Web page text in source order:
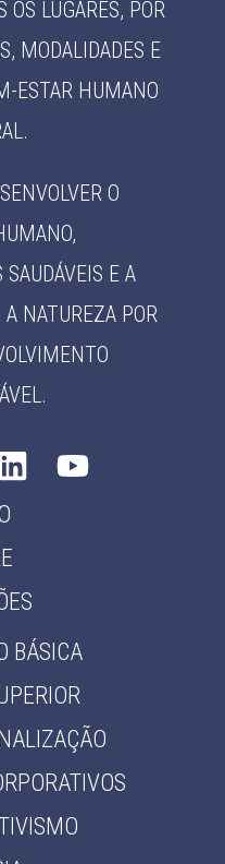
LUGARES, POR
MODALIDADES E
ESTAR HUMANO
O
E A
NATUREZA POR
BÁSICA